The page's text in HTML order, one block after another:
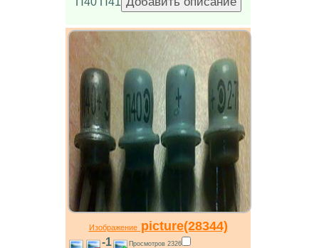
Изображениеpicture(28344)
-1 Просмотров 2326